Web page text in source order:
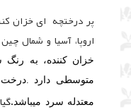
اروپا، آسیا و شمال چین
خزان کننده، به
متوسطی دارد .درخت
معتدله سرد میباشد.